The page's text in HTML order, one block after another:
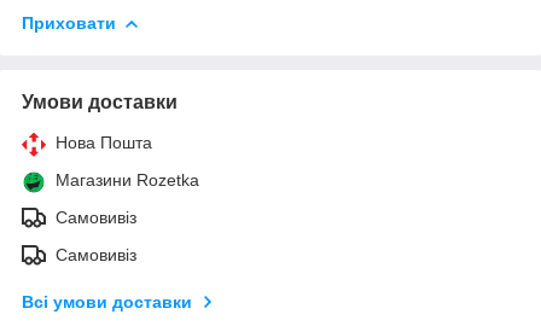
Приховати
Умови доставки
Нова Пошта
Магазини Rozetka
Самовивіз
Самовивіз
Всі умови доставки